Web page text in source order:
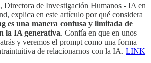
Directora de Investigación Humanos - IA en
explica en este artículo por qué considera
es una manera confusa y limitada de
la IA generativa. Confía en que en unos
y veremos el prompt como una forma
de relacionarnos con la IA. LINK